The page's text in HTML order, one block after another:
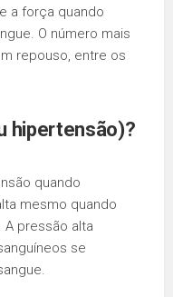
a força quando
O número mais
repouso, entre os
hipertensão)?
quando
mesmo quando
pressão alta
se